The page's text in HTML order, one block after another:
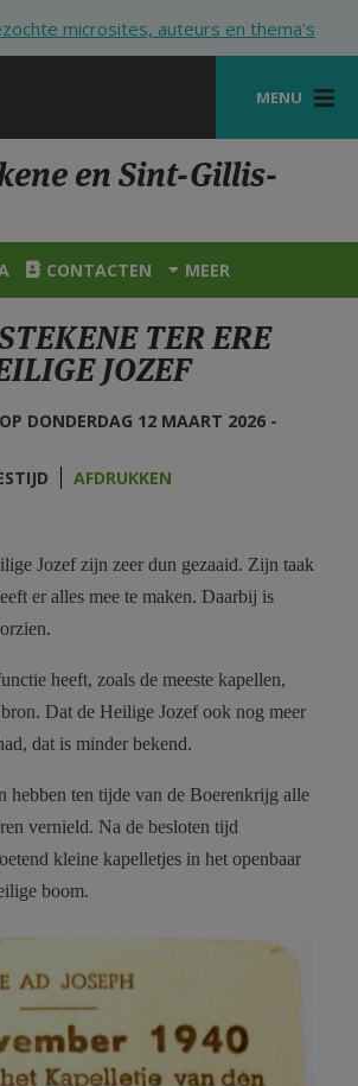
microsites, auteurs en thema's
MENU
PORTAAL
OF REGISTREREN
en Sint-Gillis-
CONTACTEN MEER
TER ERE
JOZEF
OP DONDERDAG 12 MAART 2026 -
AFDRUKKEN
Jozef zijn zeer dun gezaaid. Zijn taak
er alles mee te maken. Daarbij is
heeft, zoals de meeste kapellen,
Dat de Heilige Jozef ook nog meer
dat is minder bekend.
hebben ten tijde van de Boerenkrijg alle
vernield. Na de besloten tijd
kleine kapelletjes in het openbaar
boom.
ST gebed.JPG